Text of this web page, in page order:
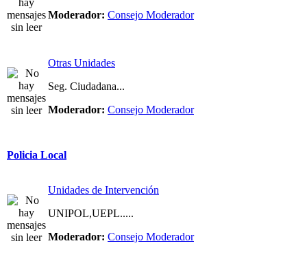
Moderador: Consejo Moderador
Otras Unidades
Seg. Ciudadana...
Moderador: Consejo Moderador
Policia Local
Unidades de Intervención
UNIPOL,UEPL.....
Moderador: Consejo Moderador